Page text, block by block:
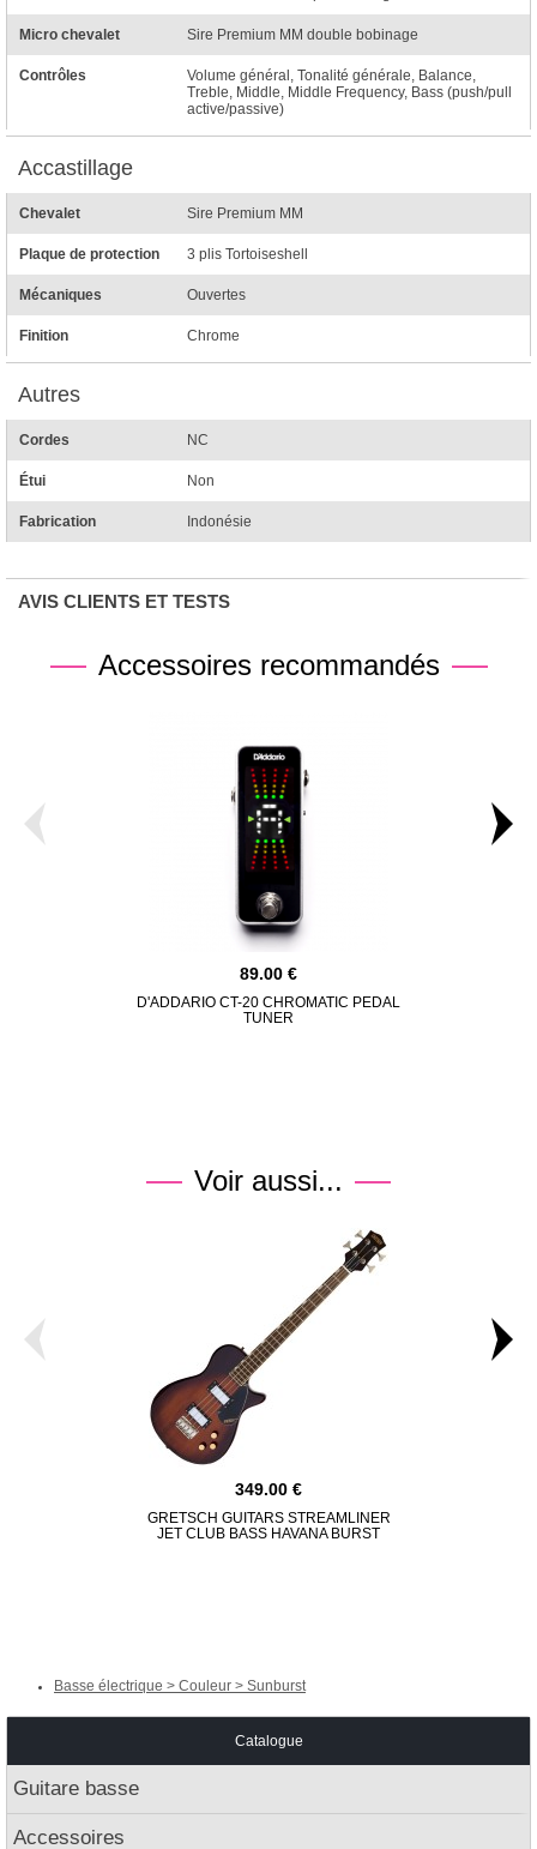
Micro chevalet Sire Premium MM double bobinage
Contrôles
Volume général, Tonalité générale, Balance,
Treble, Middle, Middle Frequency, Bass (push/pull
active/passive)
Accastillage
Chevalet Sire Premium MM
Plaque de protection 3 plis Tortoiseshell
Mécaniques Ouvertes
Finition Chrome
Autres
Cordes NC
Étui Non
Fabrication Indonésie
AVIS CLIENTS ET TESTS
Accessoires recommandés
89.00
D'ADDARIO CT-20 CHROMATIC PEDAL
TUNER
Voir aussi...
349.00
GRETSCH GUITARS STREAMLINER
JET CLUB BASS HAVANA BURST
Basse électrique > Couleur > Sunburst
Catalogue
Guitare basse
Accessoires